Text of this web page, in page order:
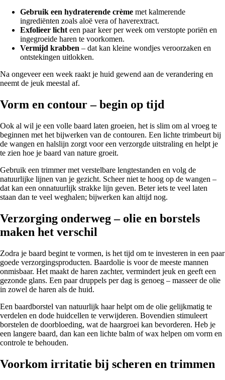
Gebruik een hydraterende crème met kalmerende
ingrediënten zoals aloë vera of haverextract.
Exfolieer lichteen paar keer per week om verstopte poriën en
ingegroeide haren te voorkomen.
Vermijd krabben – dat kan kleine wondjes veroorzaken en
ontstekingen uitlokken.
Na ongeveer een week raakt je huid gewend aan de verandering en
neemt de jeuk meestal af.
Vorm en contour – begin op tijd
Ook al wil je een volle baard laten groeien, het is slim om al vroeg te
beginnen met het bijwerken van de contouren. Een lichte trimbeurt bij
de wangen en halslijn zorgt voor een verzorgde uitstraling en helpt je
te zien hoe je baard van nature groeit.
Gebruik een trimmer met verstelbare lengtestanden en volg de
natuurlijke lijnen van je gezicht. Scheer niet te hoog op de wangen –
dat kan een onnatuurlijk strakke lijn geven. Beter iets te veel laten
staan dan te veel weghalen; bijwerken kan altijd nog.
Verzorging onderweg – olie en borstels
maken het verschil
Zodra je baard begint te vormen, is het tijd om te investeren in een paar
goede verzorgingsproducten. Baardolie is voor de meeste mannen
onmisbaar. Het maakt de haren zachter, vermindert jeuk en geeft een
gezonde glans. Een paar druppels per dag is genoeg – masseer de olie
in zowel de haren als de huid.
Een baardborstel van natuurlijk haar helpt om de olie gelijkmatig te
verdelen en dode huidcellen te verwijderen. Bovendien stimuleert
borstelen de doorbloeding, wat de haargroei kan bevorderen. Heb je
een langere baard, dan kan een lichte balm of wax helpen om vorm en
controle te behouden.
Voorkom irritatie bij scheren en trimmen